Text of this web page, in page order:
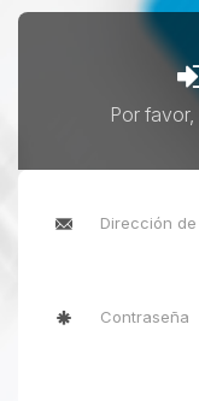
Por favor,